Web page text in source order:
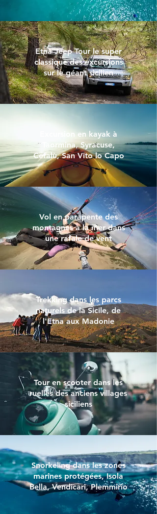
Snorkeling dans les zones
marines protégées, Isola
Bella, Vendicari, Plemmirio
Tour en scooter dans les
ruelles des anciens villages
siciliens
Trekking dans les parcs
naturels de la Sicile, de
l'Etna aux Madonie
Vol en parapente des
montagnes à la mer dans
une rafale de vent
Excursion en kayak à
Taormina, Syracuse,
Cefalù, San Vito lo Capo
Etna Jeep Tour le super
classique des excursions
sur le géant sicilien